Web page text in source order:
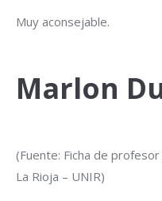
Muy aconsejable.
Marlon
(Fuente: Ficha de
La Rioja – UNIR)